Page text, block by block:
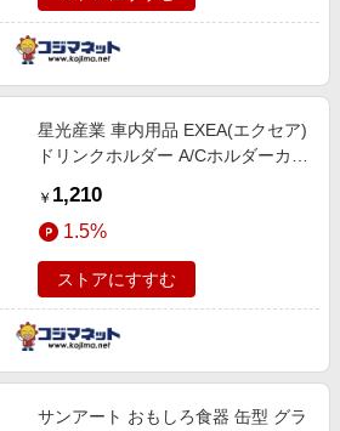
星光産業 車内用品 EXEA(エクセア)
ドリンクホルダー A/Cホルダーカラ
コーヒー、太缶、細缶、600mlペッ
トボトル (直径53?73mm)
￥ 1,210
1.5%
ストアにすすむ
サンアート おもしろ食器 缶型 グラ